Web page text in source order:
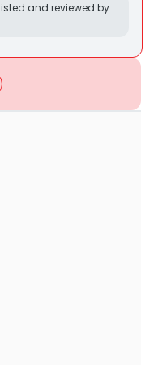
and reviewed by